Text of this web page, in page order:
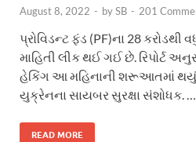
August 8, 2022 - bySB - 201
પ્રોવિડન્ટ ફંડ (PF)ના 28 કરોડથી
માહિતી લીક થઈ ગઈ છે. રિપોર્ટ
હેકિંગ આ મહિનાની શરૂઆતમાં થયું
યુક્રેનના સાયબર સુરક્ષા સંશોધક. …
READ MORE